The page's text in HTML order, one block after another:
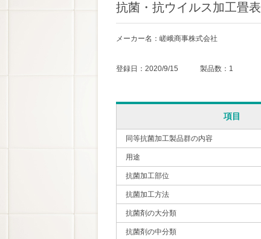
抗菌・抗ウイルス加工畳表
メーカー名：嵯峨商事株式会社
登録日：2020/9/15 製品数：1
項目
同等抗菌加工製品群の内容
用途
抗菌加工部位
抗菌加工方法
抗菌剤の大分類
抗菌剤の中分類